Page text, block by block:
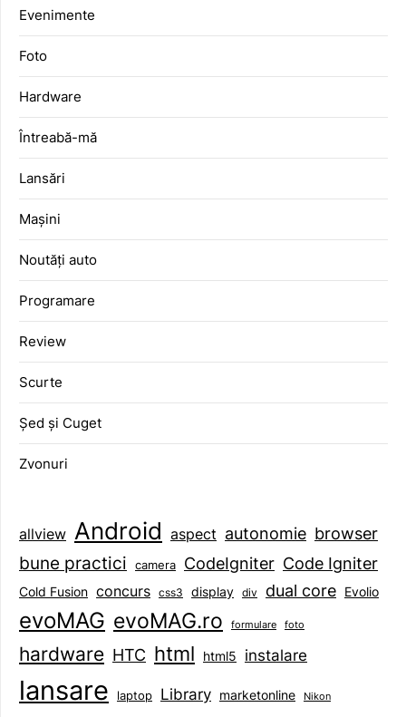
Evenimente
Foto
Hardware
Întreabă-mă
Lansări
Mașini
Noutăți auto
Programare
Review
Scurte
Șed și Cuget
Zvonuri
allview Android aspect autonomie browser
bune practici camera CodeIgniter Code Igniter
Cold Fusion concurs css3 display div dual core Evolio
evoMAG evoMAG.ro formulare foto
hardware HTC html html5 instalare
lansare laptop Library marketonline Nikon